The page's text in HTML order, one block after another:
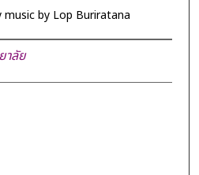
by Lop Buriratana
ลัย